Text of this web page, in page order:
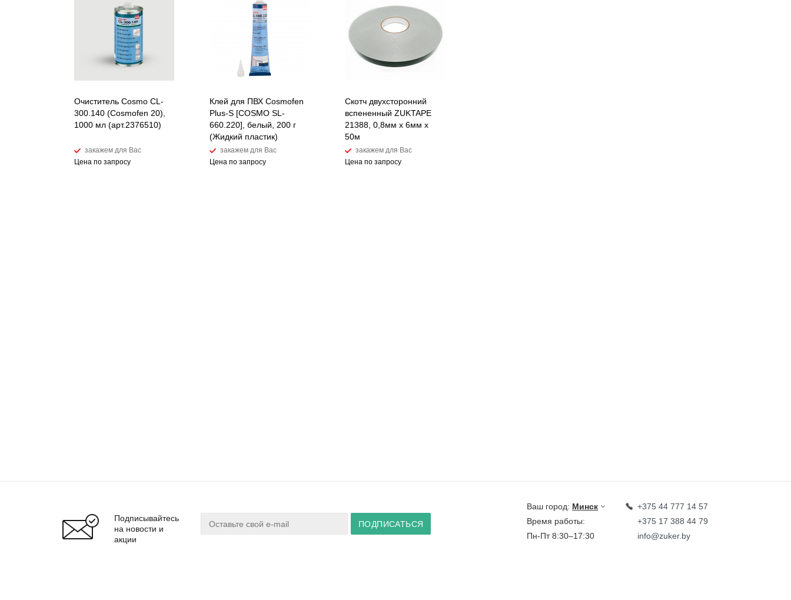
Очиститель Cosmo CL-
300.140 (Cosmofen 20),
1000 мл (арт.2376510)
закажем для Вас
Цена по запросу
Клей для ПВХ Cosmofen
Plus-S [COSMO SL-
660.220], белый, 200 г
(Жидкий пластик)
закажем для Вас
Цена по запросу
Скотч двухсторонний
вспененный ZUKTAPE
21388, 0,8мм х 6мм х
50м
закажем для Вас
Цена по запросу
Подписывайтесь
на новости и
акции
Ваш город: Минск
Время работы:
Пн-Пт 8:30–17:30
+375 44 777 14 57
+375 17 388 44 79
info@zuker.by